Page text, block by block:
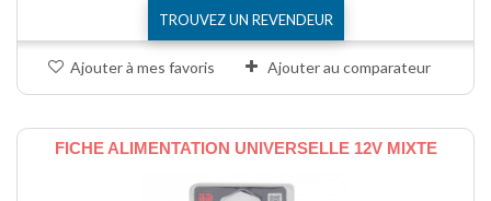
TROUVEZ UN REVENDEUR
Ajouter à mes favoris Ajouter au comparateur
FICHE ALIMENTATION UNIVERSELLE 12V MIXTE